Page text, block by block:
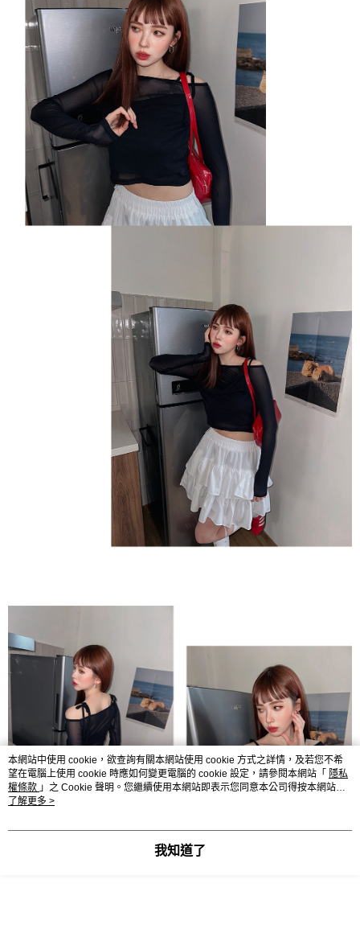
本網站中使用 cookie，欲查詢有關本網站使用 cookie 方式之詳情，及若您不希
望在電腦上使用 cookie 時應如何變更電腦的 cookie 設定，請參閱本網站「 隱私
權條款 」之 Cookie 聲明。您繼續使用本網站即表示您同意本公司得按本網站使
用條款之 Cookie 聲明使用 cookie。
了解更多 >
我知道了